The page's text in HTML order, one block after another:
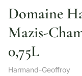
Domaine
Mazis-
0,75L
Harmand-Geoffroy